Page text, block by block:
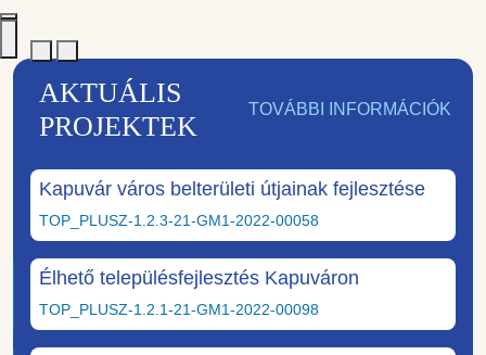
AKTUÁLIS
PROJEKTEK
TOVÁBBI INFORMÁCIÓK
Kapuvár város belterületi útjainak fejlesztése
TOP_PLUSZ-1.2.3-21-GM1-2022-00058
Élhető településfejlesztés Kapuváron
TOP_PLUSZ-1.2.1-21-GM1-2022-00098